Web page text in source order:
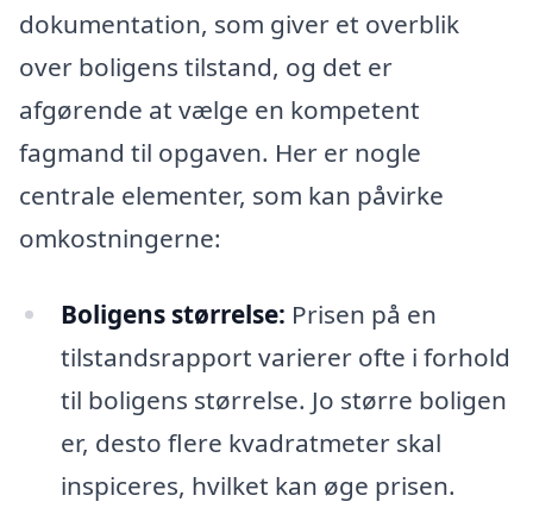
dokumentation, som giver et overblik
over boligens tilstand, og det er
afgørende at vælge en kompetent
fagmand til opgaven. Her er nogle
centrale elementer, som kan påvirke
omkostningerne:
Boligens størrelse: Prisen på en
tilstandsrapport varierer ofte i forhold
til boligens størrelse. Jo større boligen
er, desto flere kvadratmeter skal
inspiceres, hvilket kan øge prisen.